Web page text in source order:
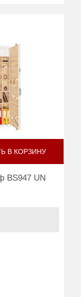
В КОРЗИНУ
BS947 UN